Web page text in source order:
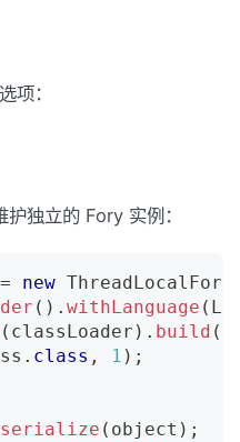
项：
独立的 Fory 实例：
= new ThreadLocalFory
( ) . withLanguage (
( classLoader ) . build (
. class , 1 ) ;
serialize ( object ) ;